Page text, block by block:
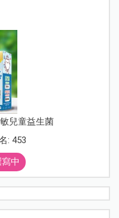
兒童益生菌
: 453
中